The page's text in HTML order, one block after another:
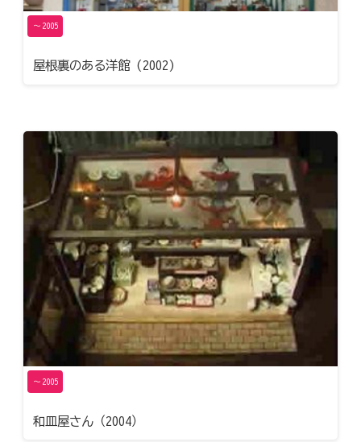
〜2005
屋根裏のある洋館 (2002)
〜2005
和皿屋さん（2004）